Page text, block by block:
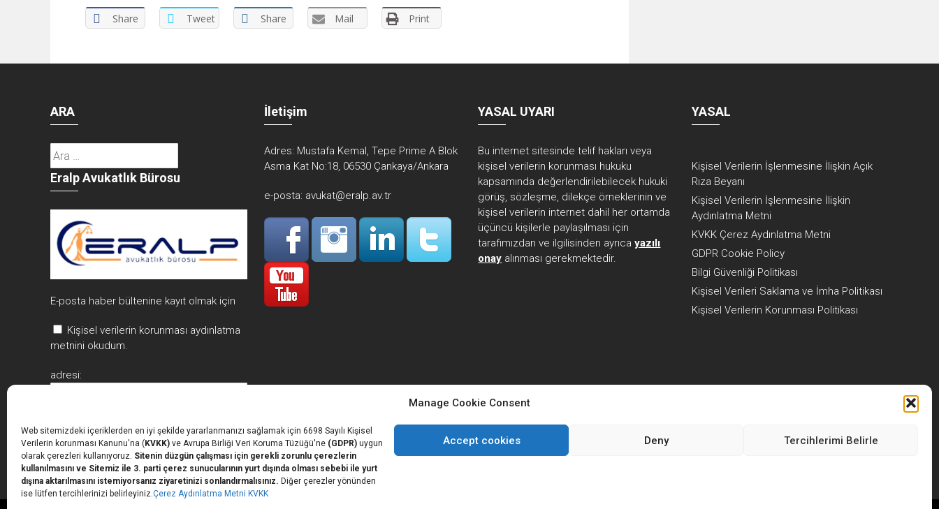
Manage Cookie Consent
Web sitemizdeki içeriklerden en iyi şekilde yararlanmanızı sağlamak için 6698 Sayılı Kişisel
Verilerin korunması Kanunu'na ( KVKK) ve Avrupa Birliği Veri Koruma Tüzüğü'ne (GDPR) uygun
olarak çerezleri kullanıyoruz. Sitenin düzgün çalışması için gerekli zorunlu çerezlerin
kullanılmasını ve Sitemiz ile 3. parti çerez sunucularının yurt dışında olması sebebi ile yurt
dışına aktarılmasını istemiyorsanız ziyaretinizi sonlandırmalısınız. Diğer çerezler yönünden
ise lütfen tercihlerinizi belirleyiniz.Çerez Aydınlatma Metni KVKK
Accept cookies Deny Tercihlerimi Belirle
Share Tweet Share Mail Print
ARA
Arama:
Eralp Avukatlık Bürosu
E-posta haber bültenine kayıt olmak için
Kişisel verilerin korunması aydınlatma
metnini okudum.
adresi:
İletişim
Adres: Mustafa Kemal, Tepe Prime A Blok
Asma Kat No:18, 06530 Çankaya/Ankara
e-posta: avukat@eralp.av.tr
YASAL UYARI
Bu internet sitesinde telif hakları veya
kişisel verilerin korunması hukuku
kapsamında değerlendirilebilecek hukuki
görüş, sözleşme, dilekçe örneklerinin ve
kişisel verilerin internet dahil her ortamda
üçüncü kişilerle paylaşılması için
tarafımızdan ve ilgilisinden ayrıcayazılı
onay alınması gerekmektedir.
YASAL
Kişisel Verilerin İşlenmesine İlişkin Açık
Rıza Beyanı
Kişisel Verilerin İşlenmesine İlişkin
Aydınlatma Metni
KVKK Çerez Aydınlatma Metni
GDPR Cookie Policy
Bilgi Güvenliği Politikası
Kişisel Verileri Saklama ve İmha Politikası
Kişisel Verilerin Korunması Politikası